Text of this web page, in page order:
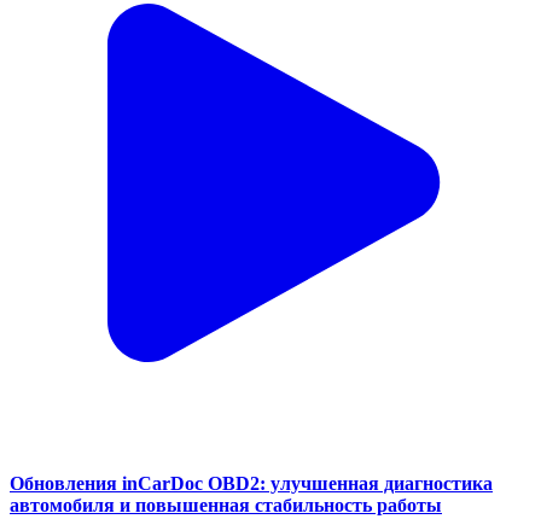
Обновления inCarDoc OBD2: улучшенная диагностика
автомобиля и повышенная стабильность работы